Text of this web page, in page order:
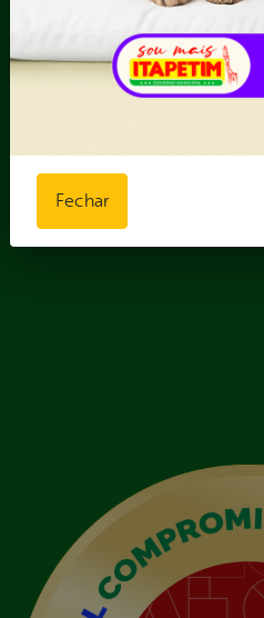
Dúvidas? Acesse o FAQ
Fazer uma Manifestação
Informações Importantes
Relatórios Anuais
Fechar